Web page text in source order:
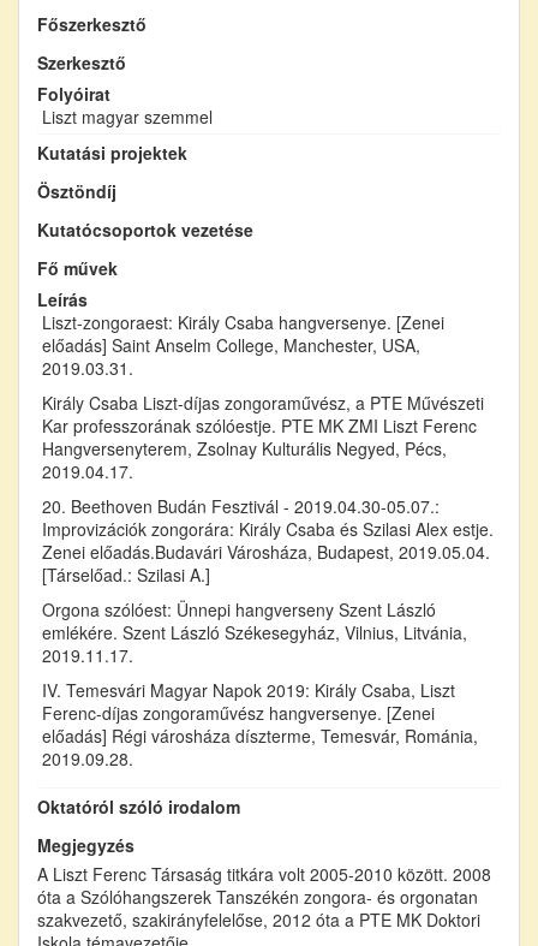
Főszerkesztő
Szerkesztő
Folyóirat
Liszt magyar szemmel
Kutatási projektek
Ösztöndíj
Kutatócsoportok vezetése
Fő művek
Leírás
Liszt-zongoraest: Király Csaba hangversenye. [Zenei
előadás] Saint Anselm College, Manchester, USA,
2019.03.31.
Király Csaba Liszt-díjas zongoraművész, a PTE Művészeti
Kar professzorának szólóestje. PTE MK ZMI Liszt Ferenc
Hangversenyterem, Zsolnay Kulturális Negyed, Pécs,
2019.04.17.
20. Beethoven Budán Fesztivál - 2019.04.30-05.07.:
Improvizációk zongorára: Király Csaba és Szilasi Alex estje.
Zenei előadás.Budavári Városháza, Budapest, 2019.05.04.
[Társelőad.: Szilasi A.]
Orgona szólóest: Ünnepi hangverseny Szent László
emlékére. Szent László Székesegyház, Vilnius, Litvánia,
2019.11.17.
IV. Temesvári Magyar Napok 2019: Király Csaba, Liszt
Ferenc-díjas zongoraművész hangversenye. [Zenei
előadás] Régi városháza díszterme, Temesvár, Románia,
2019.09.28.
Oktatóról szóló irodalom
Megjegyzés
A Liszt Ferenc Társaság titkára volt 2005-2010 között. 2008
óta a Szólóhangszerek Tanszékén zongora- és orgonatan
szakvezető, szakirányfelelőse, 2012 óta a PTE MK Doktori